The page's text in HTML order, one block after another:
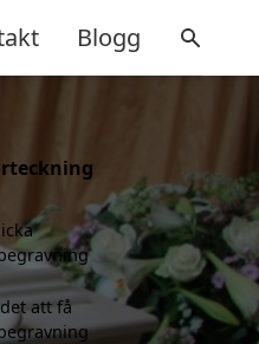
Blogg
att få